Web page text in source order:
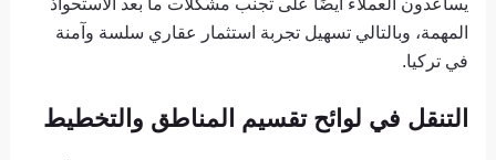
المهمة، وبالتالي تسهيل تجربة استثمار عقاري سلسة وآمنة
في تركيا.
التنقل في لوائح تقسيم المناطق والتخطيط